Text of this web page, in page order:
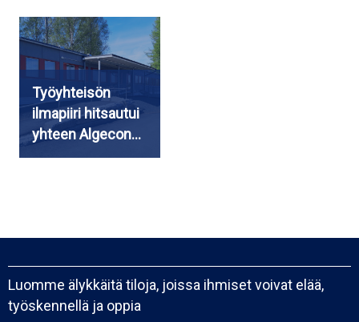
Työyhteisön
ilmapiiri hitsautui
yhteen Algecon…
Luomme älykkäitä tiloja, joissa ihmiset voivat elää,
työskennellä ja oppia